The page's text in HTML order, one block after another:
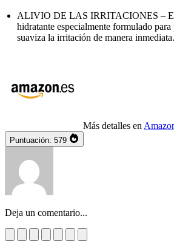
ALIVIO DE LAS IRRITACIONES –
hidratante especialmente formulado
suaviza la irritación de manera inmediata.
Más detalles en
Puntuación: 579
Deja un comentario...